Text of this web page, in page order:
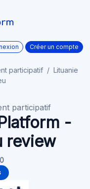
Créer un compte
participatif
Lituanie
participatif
-
review